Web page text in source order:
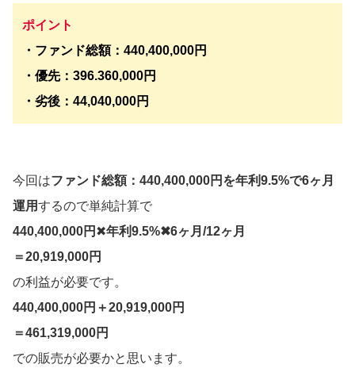
ポイント
・ファンド総額：440,400,000円
・優先：396.360,000円
・劣後：44,040,000円
今回はファンド総額：440,400,000円を年利9.5%で6ヶ月
運用するので単純計算で
440,400,000円 ✖︎年利9.5%✖︎6ヶ月/12ヶ月
＝20,919,000円
の利益が必要です。
440,400,000円＋20,919,000円
＝461,319,000円
での販売が必要かと思います。